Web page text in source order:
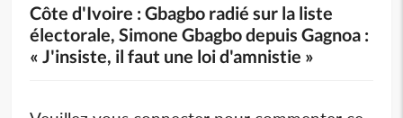
Côte d'Ivoire : Gbagbo radié sur la liste
électorale, Simone Gbagbo depuis Gagnoa :
« J'insiste, il faut une loi d'amnistie »